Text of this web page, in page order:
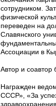
сотрудником.
физической
переведен на
Славянского
Ассоциации в
Автор и соавтор
Награжден
СССР», «За